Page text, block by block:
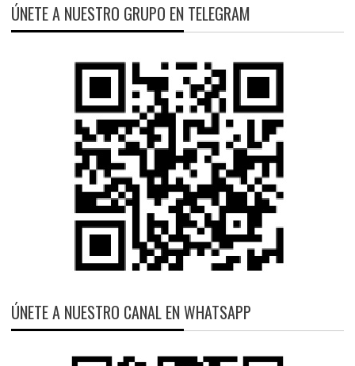
ÚNETE A NUESTRO GRUPO EN TELEGRAM
ÚNETE A NUESTRO CANAL EN WHATSAPP